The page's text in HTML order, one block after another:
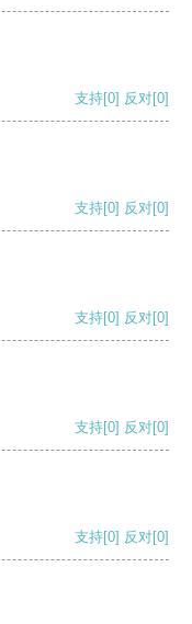
支持[0] 反对[0]
支持[0] 反对[0]
支持[0] 反对[0]
支持[0] 反对[0]
支持[0] 反对[0]